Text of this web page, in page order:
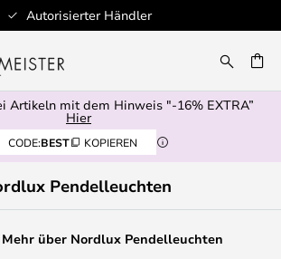
Artikeln mit dem Hinweis "-16% EXTRA”
Hier
CODE:BEST KOPIEREN
Pendelleuchten
Mehr über Nordlux Pendelleuchten